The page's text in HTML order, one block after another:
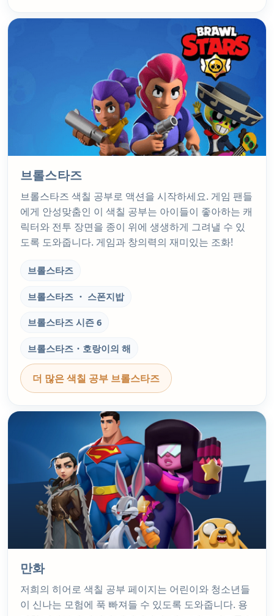
브롤스타즈
브롤스타즈 색칠 공부로 액션을 시작하세요. 게임 팬들
에게 안성맞춤인 이 색칠 공부는 아이들이 좋아하는 캐
릭터와 전투 장면을 종이 위에 생생하게 그려낼 수 있
도록 도와줍니다. 게임과 창의력의 재미있는 조화!
브롤스타즈
브롤스타즈 ・ 스폰지밥
브롤스타즈 시즌 6
브롤스타즈・호랑이의 해
더 많은 색칠 공부 브롤스타즈
만화
저희의 히어로 색칠 공부 페이지는 어린이와 청소년들
이 신나는 모험에 푹 빠져들 수 있도록 도와줍니다. 용